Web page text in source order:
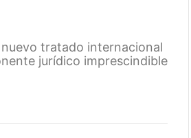
tratado internacional
jurídico imprescindible